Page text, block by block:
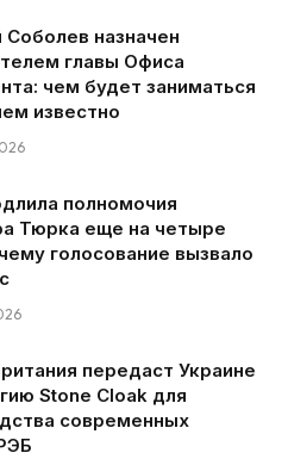
Соболев назначен
главы Офиса
чем будет заниматься
известно
полномочия
Тюрка еще на четыре
голосование вызвало
передаст Украине
Stone Cloak для
современных